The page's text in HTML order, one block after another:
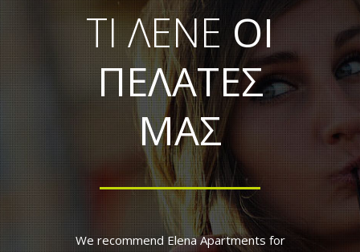
ΤΙ ΛΕΝΕΟΙ
ΠΕΛΑΤΕΣ
ΜΑΣ
We recommend Elena Apartments for